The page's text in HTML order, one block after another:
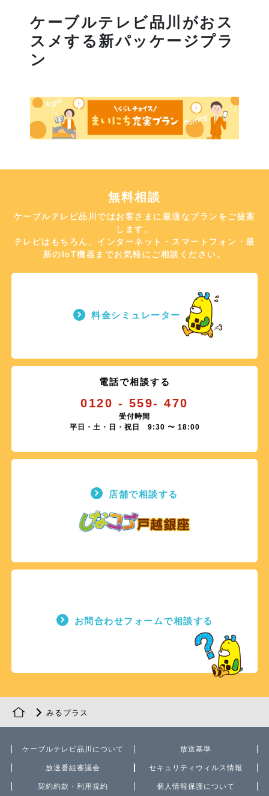
ケーブルテレビ品川がおス
スメする新パッケージプラ
ン
無料相談
ケーブルテレビ品川ではお客さまに最適なプランをご提案
します。
テレビはもちろん、インターネット・スマートフォン・最
新のIoT機器までお気軽にご相談ください。
料金シミュレーター
電話で相談する
0120 - 559- 470
受付時間
平日・土・日・祝日 9:30 〜 18:00
店舗で相談する
お問合わせフォームで相談する
みるプラス
ケーブルテレビ品川について 放送基準
放送番組審議会 セキュリティウィルス情報
契約約款・利用規約 個人情報保護について